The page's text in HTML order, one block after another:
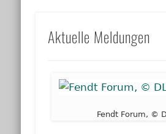
Aktuelle Meldungen
Fendt Forum, ©